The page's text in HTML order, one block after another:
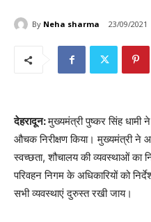
By Neha sharma 23/09/2021
देहरादून:मुख्यमंत्री पुष्कर सिंह धामी
औचक निरीक्षण किया। मुख्यमंत्री ने
स्वच्छता, शौचालय की व्यवस्थाओं का
परिवहन निगम के अधिकारियों को
सभी व्यवस्थाएं दुरुस्त रखी जाय।